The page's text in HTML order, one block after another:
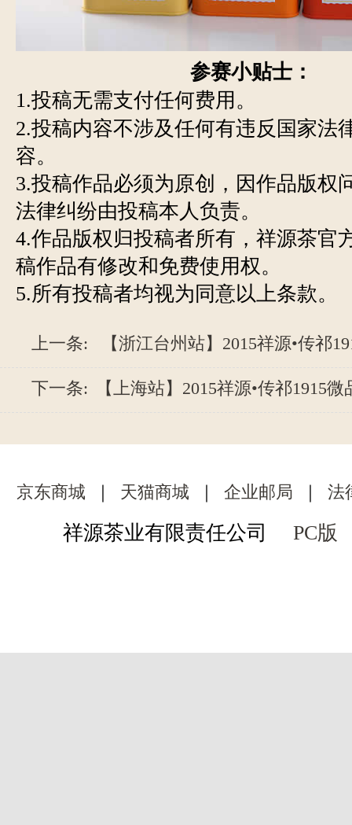
参赛小贴士：
1.投稿无需支付任何费用。
2.投稿内容不涉及任何有违反国家法
容。
3.投稿作品必须为原创，因作品版权
法律纠纷由投稿本人负责。
4.作品版权归投稿者所有，祥源茶官
稿作品有修改和免费使用权。
5.所有投稿者均视为同意以上条款。
上一条: 【浙江台州站】2015祥源•传祁
下一条: 【上海站】2015祥源•传祁1915
京东商城 ｜ 天猫商城 ｜ 企业邮局 ｜ 法
祥源茶业有限责任公司 PC版